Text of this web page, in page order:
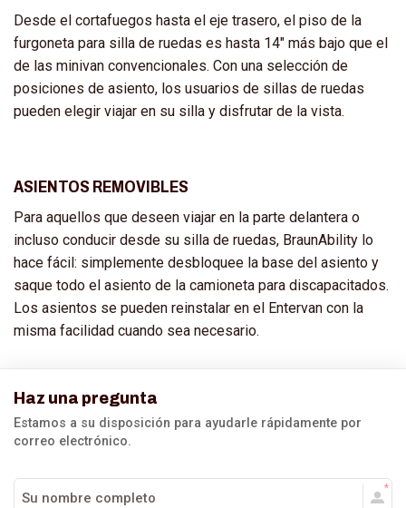
Desde el cortafuegos hasta el eje trasero, el piso de la
furgoneta para silla de ruedas es hasta 14" más bajo que el
de las minivan convencionales. Con una selección de
posiciones de asiento, los usuarios de sillas de ruedas
pueden elegir viajar en su silla y disfrutar de la vista.
ASIENTOS REMOVIBLES
Para aquellos que deseen viajar en la parte delantera o
incluso conducir desde su silla de ruedas, BraunAbility lo
hace fácil: simplemente desbloquee la base del asiento y
saque todo el asiento de la camioneta para discapacitados.
Los asientos se pueden reinstalar en el Entervan con la
misma facilidad cuando sea necesario.
Haz una pregunta
Estamos a su disposición para ayudarle rápidamente por
correo electrónico.